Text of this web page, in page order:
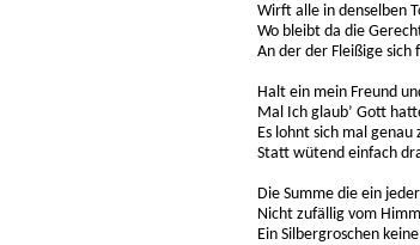
Wirft alle in denselben
Wo bleibt da die
An der der Fleißige sich
Halt ein mein Freund
Mal Ich glaub’ Gott
Es lohnt sich mal genau
Statt wütend einfach
Die Summe die ein
Nicht zufällig vom
Ein Silbergroschen keine